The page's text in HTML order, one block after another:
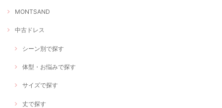
MONTSAND
中古ドレス
シーン別で探す
体型・お悩みで探す
サイズで探す
丈で探す